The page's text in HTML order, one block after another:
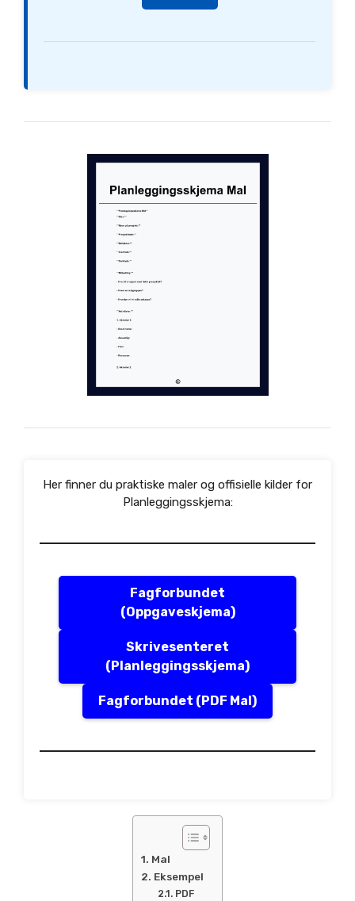
Her finner du praktiske maler og offisielle kilder for
Planleggingsskjema:
Fagforbundet
(Oppgaveskjema)
Skrivesenteret
(Planleggingsskjema)
Fagforbundet (PDF Mal)
Mal
Eksempel
PDF